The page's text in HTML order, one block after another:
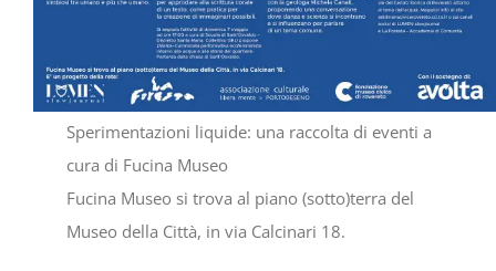
Sperimentazioni liquide: una raccolta di eventi a
cura di Fucina Museo
Fucina Museo si trova al piano (sotto)terra del
Museo della Città, in via Calcinari 18.